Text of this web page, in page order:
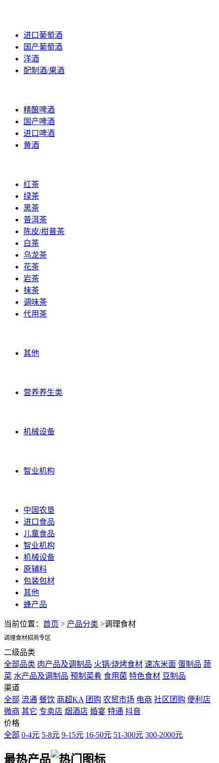
进口葡萄酒
国产葡萄酒
洋酒
配制酒/果酒
精酿啤酒
国产啤酒
进口啤酒
黄酒
红茶
绿茶
黑茶
普洱茶
陈皮/柑普茶
白茶
乌龙茶
花茶
岩茶
抹茶
调味茶
代用茶
其他
营养养生类
机械设备
智业机构
中国农垦
进口食品
儿童食品
智业机构
机械设备
原辅料
包装包材
其他
蜂产品
当前位置： 首页 > 产品分类 >调理食材
调理食材招商专区
二级品类
全部品类 肉产品及调制品 火锅/烧烤食材 速冻米面 蛋制品 蔬
菜 水产品及调制品 预制菜肴 食用菌 特色食材 豆制品
渠道
全部 流通 餐饮 商超KA 团购 农贸市场 电商 社区团购 便利店
微商 其它 专卖店 烟酒店 婚宴 特通 抖音
价格
全部 0-4元 5-8元 9-15元 16-50元 51-300元 300-2000元
最热产品